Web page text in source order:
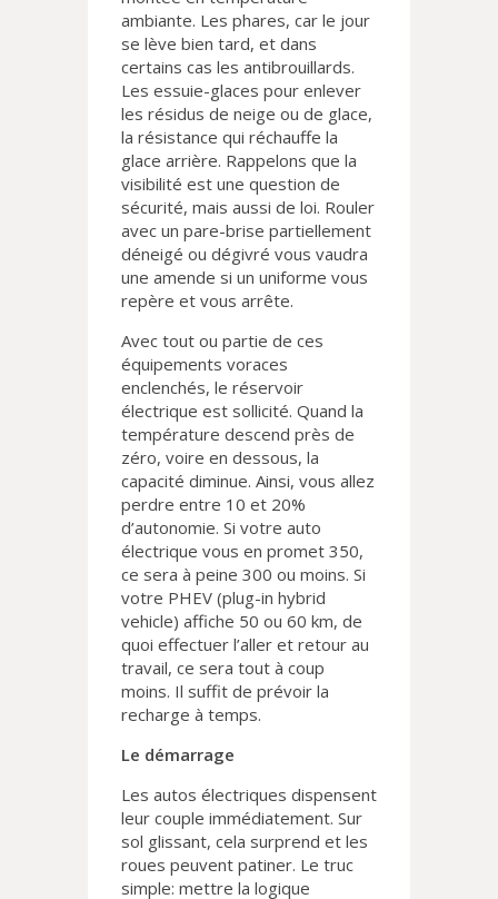
ambiante. Les phares, car le jour
se lève bien tard, et dans
certains cas les antibrouillards.
Les essuie-glaces pour enlever
les résidus de neige ou de glace,
la résistance qui réchauffe la
glace arrière. Rappelons que la
visibilité est une question de
sécurité, mais aussi de loi. Rouler
avec un pare-brise partiellement
déneigé ou dégivré vous vaudra
une amende si un uniforme vous
repère et vous arrête.
Avec tout ou partie de ces
équipements voraces
enclenchés, le réservoir
électrique est sollicité. Quand la
température descend près de
zéro, voire en dessous, la
capacité diminue. Ainsi, vous allez
perdre entre 10 et 20%
d’autonomie. Si votre auto
électrique vous en promet 350,
ce sera à peine 300 ou moins. Si
votre PHEV (plug-in hybrid
vehicle) affiche 50 ou 60 km, de
quoi effectuer l’aller et retour au
travail, ce sera tout à coup
moins. Il suffit de prévoir la
recharge à temps.
Le démarrage
Les autos électriques dispensent
leur couple immédiatement. Sur
sol glissant, cela surprend et les
roues peuvent patiner. Le truc
simple: mettre la logique